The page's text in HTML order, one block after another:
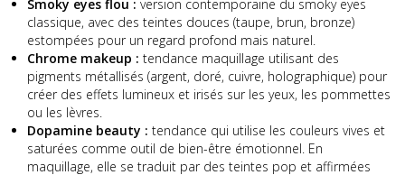
Smoky eyes flou : version contemporaine du smoky eyes
classique, avec des teintes douces (taupe, brun, bronze)
estompées pour un regard profond mais naturel.
Chrome makeup : tendance maquillage utilisant des
pigments métallisés (argent, doré, cuivre, holographique) pour
créer des effets lumineux et irisés sur les yeux, les pommettes
ou les lèvres.
Dopamine beauty : tendance qui utilise les couleurs vives et
saturées comme outil de bien-être émotionnel. En
maquillage, elle se traduit par des teintes pop et affirmées